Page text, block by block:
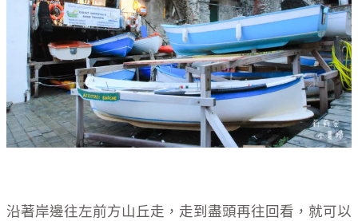
沿著岸邊往左前方山丘走，走到盡頭再往回看，就可以